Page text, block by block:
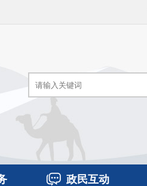
政民互动